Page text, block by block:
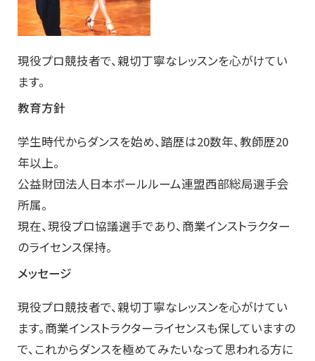
現役プロ競技者で、親切丁寧なレッスンを心がけてい
ます。
教育方針
学生時代からダンスを始め、踏歴は20数年、教師歴20
年以上。
公益財団法人日本ボールルーム連盟西部総局選手会
所属。
現在、現役プロ協議選手であり、商業インストラクター
のライセンス保持。
メッセージ
現役プロ競技者で、親切丁寧なレッスンを心がけてい
ます。商業インストラクターライセンスも保していますの
で、これからダンスを極めてみたいなって思われる方に